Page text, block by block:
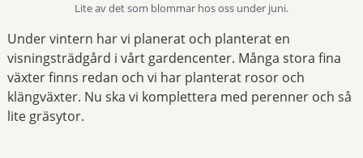
Lite av det som blommar hos oss under juni.
Under vintern har vi planerat och planterat en
visningsträdgård i vårt gardencenter. Många stora fina
växter finns redan och vi har planterat rosor och
klängväxter. Nu ska vi komplettera med perenner och så
lite gräsytor.